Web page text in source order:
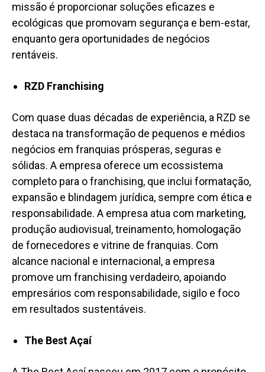
missão é proporcionar soluções eficazes e
ecológicas que promovam segurança e bem-estar,
enquanto gera oportunidades de negócios
rentáveis.
RZD Franchising
Com quase duas décadas de experiência, a RZD se
destaca na transformação de pequenos e médios
negócios em franquias prósperas, seguras e
sólidas. A empresa oferece um ecossistema
completo para o franchising, que inclui formatação,
expansão e blindagem jurídica, sempre com ética e
responsabilidade. A empresa atua com marketing,
produção audiovisual, treinamento, homologação
de fornecedores e vitrine de franquias. Com
alcance nacional e internacional, a empresa
promove um franchising verdadeiro, apoiando
empresários com responsabilidade, sigilo e foco
em resultados sustentáveis.
The Best Açaí